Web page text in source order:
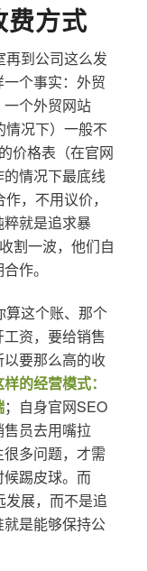
费方式
再到公司这么发
个事实：外贸
个外贸网站
况下）一般不
价格表（在官网
情况下最底线
，不用议价，
就是追求暴
割一波，他们自
作。
算这个账、那个
资，要给销售
要那么高的收
的经营模式：
；自身官网SEO
员去用嘴拉
多问题，才需
踢皮球。而
发展，而不是追
是能够保持公